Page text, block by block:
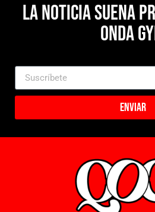
La noticia suena
Onda
Enviar